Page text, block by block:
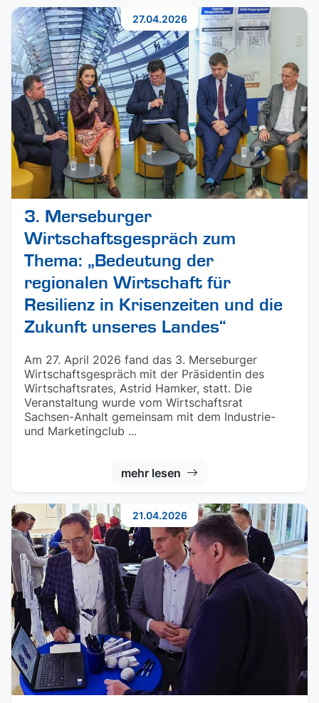
3. Merseburger
Wirtschaftsgespräch zum
Thema: „Bedeutung der
regionalen Wirtschaft für
Resilienz in Krisenzeiten und die
Zukunft unseres Landes“
Am 27. April 2026 fand das 3. Merseburger
Wirtschaftsgespräch mit der Präsidentin des
Wirtschaftsrates, Astrid Hamker, statt. Die
Veranstaltung wurde vom Wirtschaftsrat
Sachsen-Anhalt gemeinsam mit dem Industrie-
und Marketingclub ...
mehr lesen
27.04.2026
21.04.2026